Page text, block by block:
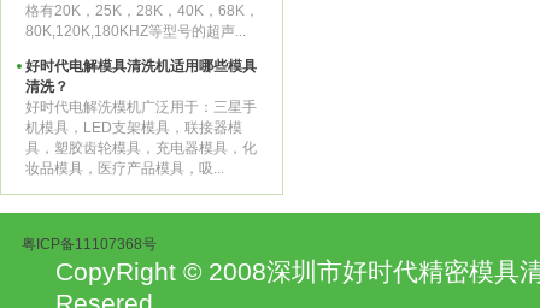
格有20K，25K，28K，40K，68K，
80K,120K,180KHZ等型号的超声...
好时代电解模具清洗机适用哪些模具
清洗？
好时代电解洗模机广泛用于：三星手
机模具，LED支架模具，联接器模
具，塑胶齿轮模具，充电器模具，化
妆品模具，医疗产品模具，吸...
粤ICP备11107368号
CopyRight © 2008深圳市好时代精密模具